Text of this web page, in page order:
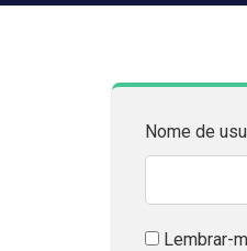
Nome de
Lembrar-